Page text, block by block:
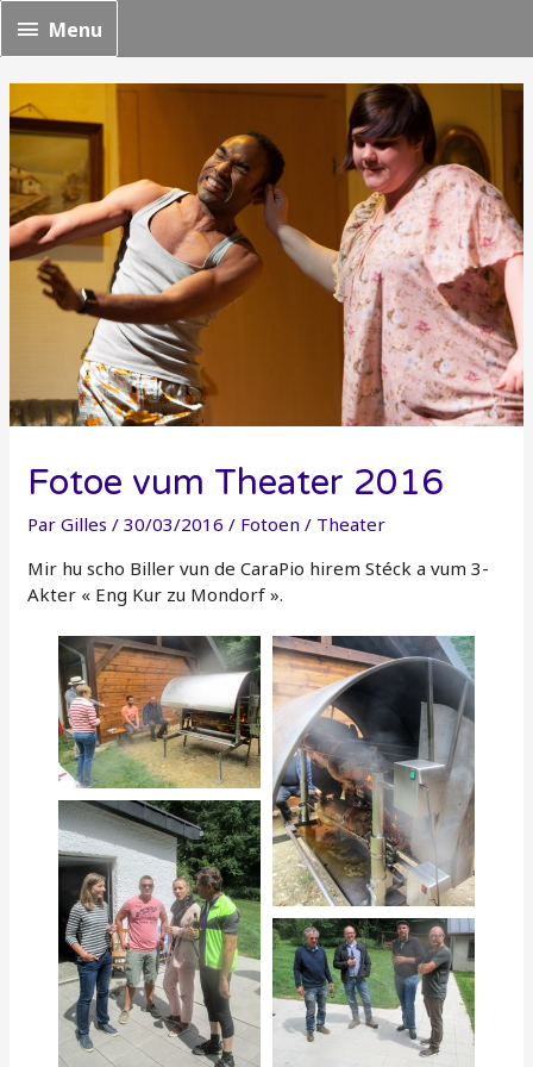
Menu
Menu
Fotoe vum Theater 2016
ParGilles /30/03/2016 / Fotoen / Theater
Mir hu scho Biller vun de CaraPio hirem Stéck a vum 3-
Akter « Eng Kur zu Mondorf ».
…